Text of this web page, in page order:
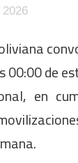
00:00 de
en